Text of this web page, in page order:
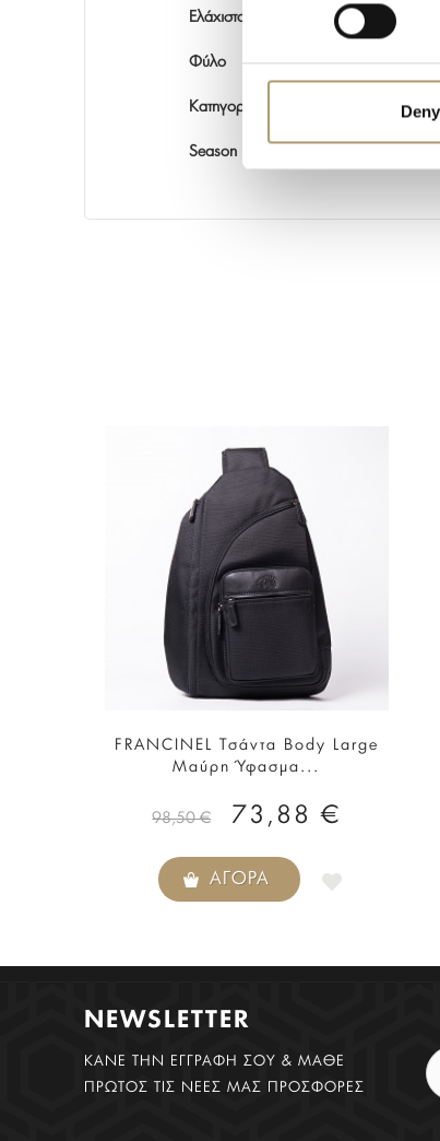
Deny
Ελάχιστο μήκος κρεμαστού χεριού (εκ)
Φύλο
Κατηγορία
Season
FRANCINEL Τσάντα Body Large
Μαύρη Ύφασμα...
98,50 € 73,88 €
ΑΓΟΡΆ
NEWSLETTER
ΚΑΝΕ ΤΗΝ ΕΓΓΡΑΦΗ ΣΟΥ & ΜΑΘΕ
ΠΡΩΤΟΣ ΤΙΣ ΝΕΕΣ ΜΑΣ ΠΡΟΣΦΟΡΕΣ